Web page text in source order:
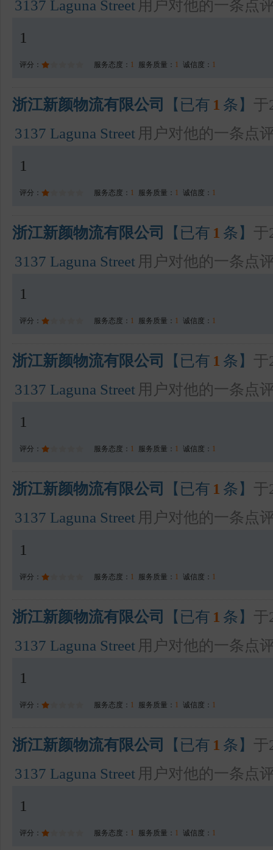
3137 Laguna Street 用户对他的一条点
1
评分： 服务态度： 1 服务质量： 1 诚信度： 1
浙江新颜物流有限公司 【已有 1 条】 于
3137 Laguna Street 用户对他的一条点
1
评分： 服务态度： 1 服务质量： 1 诚信度： 1
浙江新颜物流有限公司 【已有 1 条】 于
3137 Laguna Street 用户对他的一条点
1
评分： 服务态度： 1 服务质量： 1 诚信度： 1
浙江新颜物流有限公司 【已有 1 条】 于
3137 Laguna Street 用户对他的一条点
1
评分： 服务态度： 1 服务质量： 1 诚信度： 1
浙江新颜物流有限公司 【已有 1 条】 于
3137 Laguna Street 用户对他的一条点
1
评分： 服务态度： 1 服务质量： 1 诚信度： 1
浙江新颜物流有限公司 【已有 1 条】 于
3137 Laguna Street 用户对他的一条点
1
评分： 服务态度： 1 服务质量： 1 诚信度： 1
浙江新颜物流有限公司 【已有 1 条】 于
3137 Laguna Street 用户对他的一条点
1
评分： 服务态度： 1 服务质量： 1 诚信度： 1